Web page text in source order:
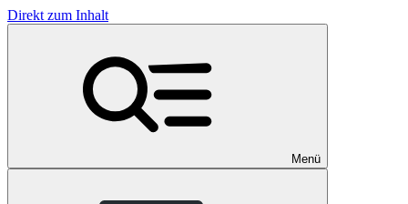
Direkt zum Inhalt
Menü